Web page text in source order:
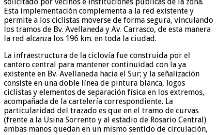
Esta implementación complementa a la red existente y
permite a los ciclistas moverse de forma segura, vinculando
los tramos de Bv. Avellaneda y Av. Carrasco, de esta manera
la red alcanza los 196 km. en toda la ciudad.
La infraestructura de la ciclovía fue construida por el
cantero central para mantener continuidad con la ya
existente en Bv. Avellaneda hacia el Sur; y la señalización
consiste en una doble línea de pintura blanca, logos
ciclistas y elementos de separación física en los extremos,
acompañada de la cartelería correspondiente. La
particularidad del trazado es que en el tramo de curvas
(frente a la Usina Sorrento y al estadio de Rosario Central)
ambas manos quedan en un mismo sentido de circulación,